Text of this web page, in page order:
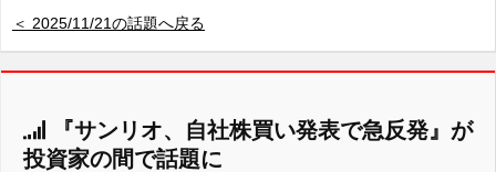
a
＜ 2025/11/21の話題へ戻る
『サンリオ、自社株買い発表で急反発』が
投資家の間で話題に